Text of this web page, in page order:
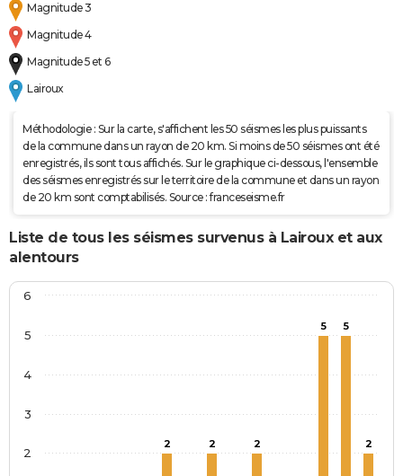
Magnitude 3
Magnitude 4
Magnitude 5 et 6
Lairoux
Méthodologie : Sur la carte, s'affichent les 50 séismes les plus puissants
de la commune dans un rayon de 20 km. Si moins de 50 séismes ont été
enregistrés, ils sont tous affichés. Sur le graphique ci-dessous, l'ensemble
des séismes enregistrés sur le territoire de la commune et dans un rayon
de 20 km sont comptabilisés. Source : franceseisme.fr
Liste de tous les séismes survenus à Lairoux et aux
alentours
2 2 2
5 5
2
2
3
4
5
6